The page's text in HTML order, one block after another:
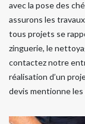
avec la pose des
assurons les
tous projets se
zinguerie, le
contactez notre
réalisation d’un
devis mentionne